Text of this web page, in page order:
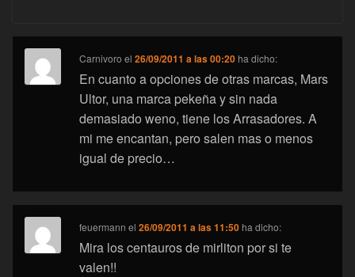
Carnivoro el26/09/2011 a las 00:20 ha dicho:
En cuanto a opciones de otras marcas, Mars
Ultor, una marca pekeña y sin nada
demasiado weno, tiene los Arrasadores. A
mi me encantan, pero salen mas o menos
igual de precio…
feuermann el26/09/2011 a las 11:50 ha dicho:
Mira los centauros de mirliton por si te
valen!!